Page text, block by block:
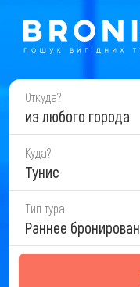
Откуда?
из любого города
Куда?
Тунис
Тип тура
Раннее